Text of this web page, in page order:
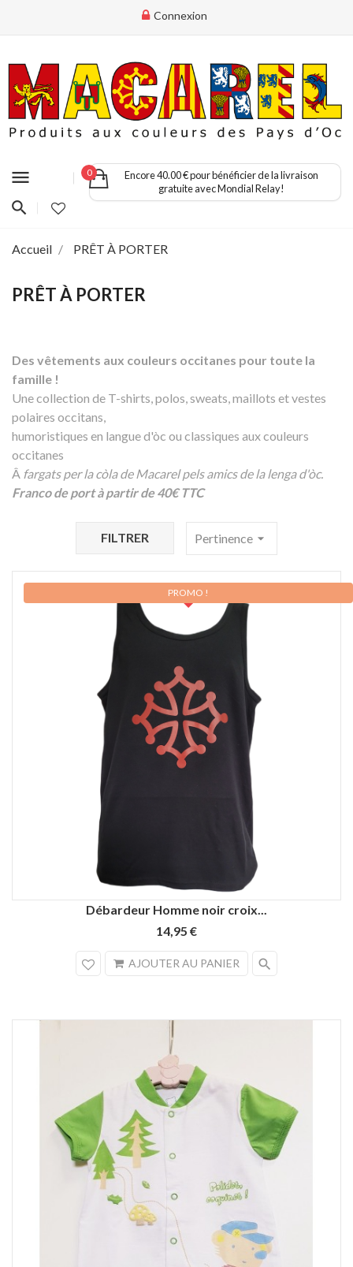
Connexion
menu 0
Encore 40.00 € pour bénéficier de la livraison
gratuite avec Mondial Relay!
Accueil PRÊT À PORTER
PRÊT À PORTER
Des vêtements aux couleurs occitanes pour toute la
famille !
Une collection de T-shirts, polos, sweats, maillots et vestes
polaires occitans,
humoristiques en langue d'òc ou classiques aux couleurs
occitanes
Â fargats per la còla de Macarel pels amics de la lenga d'òc.
Franco de port à partir de 40€ TTC
FILTRER Pertinencearrow_drop_down
Débardeur Homme noir croix...
14,95 €
AJOUTER AU PANIER search
PROMO !